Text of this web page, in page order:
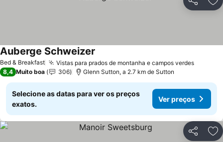
Partilhar
Bed & Breakfast Vistas para prados de montanha e campos verdesVer
Auberge Schweizer
8,4 Muito boa 306 Glenn Sutton, a 2.7 km de Sutton
Selecione as datas para ver os preços
exatos.
Ver preços
Partilhar